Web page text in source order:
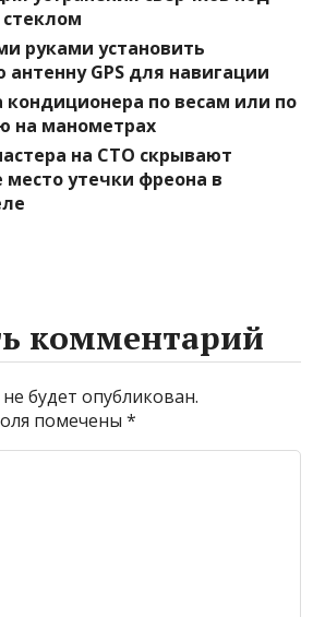
руками установить
GPS для навигации
кондиционера по весам или по
на манометрах
на СТО скрывают
место утечки фреона в
комментарий
будет опубликован.
помечены*